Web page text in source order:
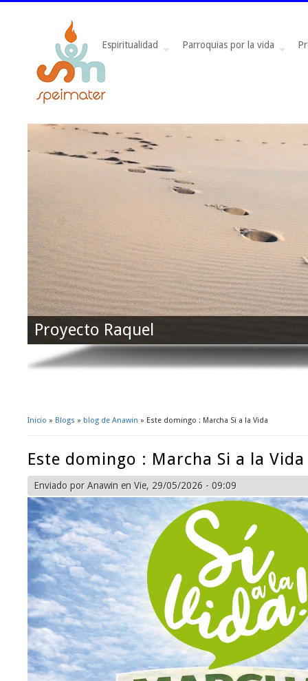
Espiritualidad Parroquias por la vida
Proyecto Raquel
Inicio » Blogs » blog de Anawin » Este domingo : Marcha Si a la Vida
Este domingo : Marcha Si a la Vida
Enviado porAnawin en Vie, 29/05/2026 - 09:09